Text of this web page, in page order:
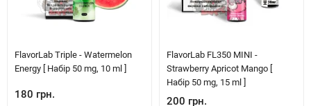
FlavorLab Triple - Watermelon
Energy [ Набір 50 mg, 10 ml ]
180 грн.
FlavorLab FL350 MINI -
Strawberry Apricot Mango [
Набір 50 mg, 15 ml ]
200 грн.